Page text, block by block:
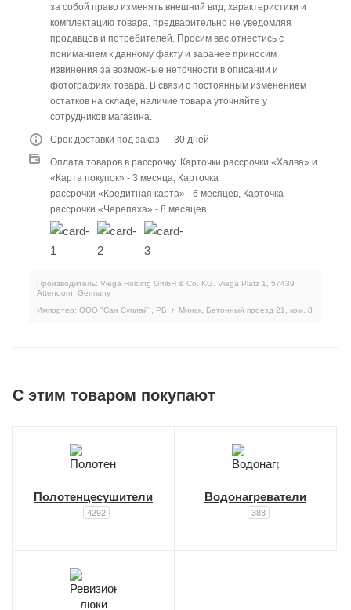
за собой право изменять внешний вид, характеристики и
комплектацию товара, предварительно не уведомляя
продавцов и потребителей. Просим вас отнестись с
пониманием к данному факту и заранее приносим
извинения за возможные неточности в описании и
фотографиях товара. В связи с постоянным изменением
остатков на складе, наличие товара уточняйте у
сотрудников магазина.
Срок доставки под заказ — 30 дней
Оплата товаров в рассрочку. Карточки рассрочки «Халва» и
«Карта покупок» - 3 месяца, Карточка
рассрочки «Кредитная карта» - 6 месяцев, Карточка
рассрочки «Черепаха» - 8 месяцев.
Производитель: Viega Holding GmbH & Co. KG. Viega Platz 1, 57439
Attendorn, Germany
Импортер: ООО "Сан Суплай", РБ, г. Минск, Бетонный проезд 21, ком. 8
C этим товаром покупают
Полотенцесушители
4292
Водонагреватели
383